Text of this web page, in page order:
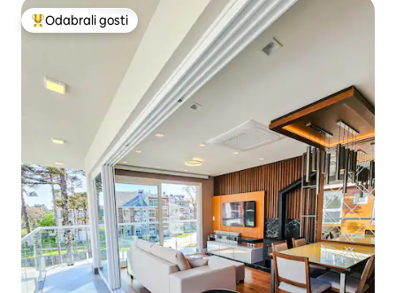
Među najviše rangiranima s oznakom „Odabrali gosti”
Odabrali gosti